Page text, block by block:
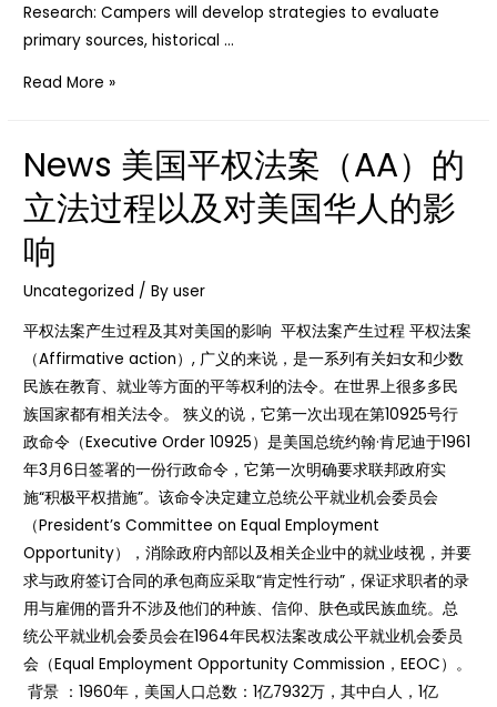
Research: Campers will develop strategies to evaluate
primary sources, historical …
News
季
历
史
夏
Read More »
News 美国平权法案（AA）的
立法过程以及对美国华人的影
响
Uncategorized / Byuser
平权法案产生过程及其对美国的影响 平权法案产生过程 平权法案
（Affirmative action）, 广义的来说，是一系列有关妇女和少数
民族在教育、就业等方面的平等权利的法令。在世界上很多多民
族国家都有相关法令。 狭义的说，它第一次出现在第10925号行
政命令（Executive Order 10925）是美国总统约翰·肯尼迪于1961
年3月6日签署的一份行政命令，它第一次明确要求联邦政府实
施“积极平权措施”。该命令决定建立总统公平就业机会委员会
（President’s Committee on Equal Employment
Opportunity），消除政府内部以及相关企业中的就业歧视，并要
求与政府签订合同的承包商应采取“肯定性行动”，保证求职者的录
用与雇佣的晋升不涉及他们的种族、信仰、肤色或民族血统。总
统公平就业机会委员会在1964年民权法案改成公平就业机会委员
会（Equal Employment Opportunity Commission，EEOC）。
背景 ：1960年，美国人口总数：1亿7932万，其中白人，1亿